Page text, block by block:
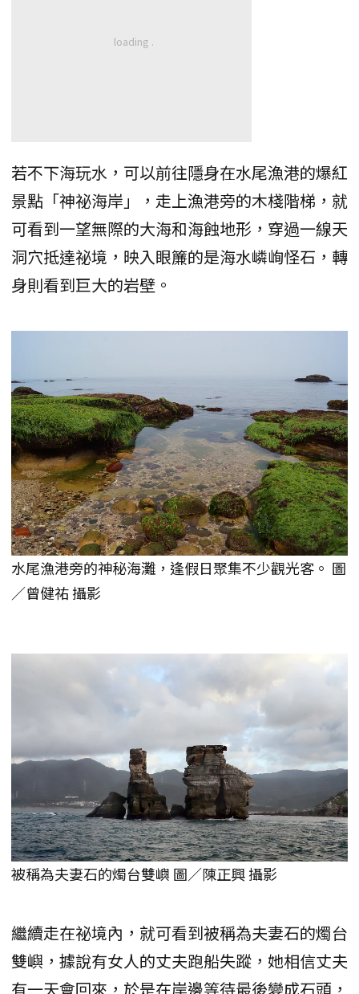
若不下海玩水，可以前往隱身在水尾漁港的爆紅
景點「神祕海岸」，走上漁港旁的木棧階梯，就
可看到一望無際的大海和海蝕地形，穿過一線天
洞穴抵達祕境，映入眼簾的是海水嶙峋怪石，轉
身則看到巨大的岩壁。
水尾漁港旁的神秘海灘，逢假日聚集不少觀光客。 圖
／曾健祐 攝影
被稱為夫妻石的燭台雙嶼 圖／陳正興 攝影
繼續走在祕境內，就可看到被稱為夫妻石的燭台
雙嶼，據說有女人的丈夫跑船失蹤，她相信丈夫
有一天會回來，於是在岸邊等待最後變成石頭，